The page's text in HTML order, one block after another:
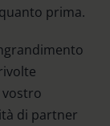
prima.
di partner